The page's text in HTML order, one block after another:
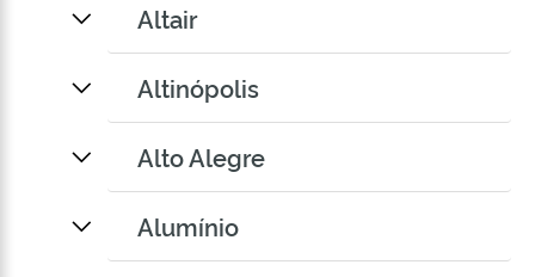
Altair
Altinópolis
Alto Alegre
Alumínio